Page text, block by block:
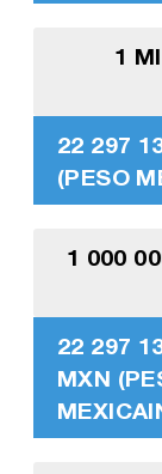
1
22 297
(PESO
1 000
22 297
MXN